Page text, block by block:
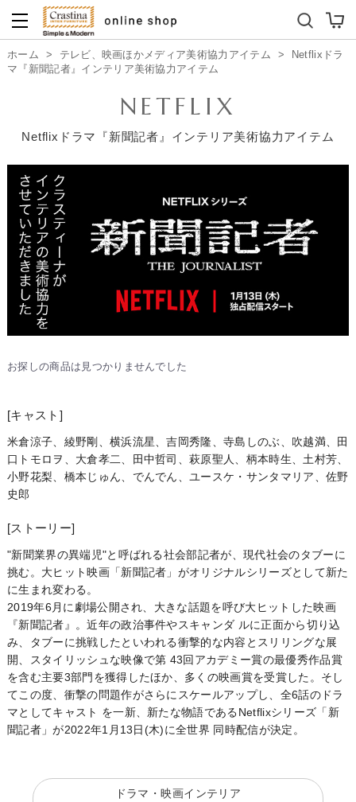
ダイニングテーブルセット
ホーム > テレビ、映画ほかメディア美術協力アイテム >
Netflixドラ
マ『新聞記者』インテリア美術協力アイテム
NETFLIX
Netflixドラマ『新聞記者』インテリア美術協力アイテム
お探しの商品は見つかりませんでした
[キャスト]
米倉涼子、綾野剛、横浜流星、吉岡秀隆、寺島しのぶ、吹越満、田
口トモロヲ、大倉孝二、田中哲司、萩原聖人、柄本時生、土村芳、
小野花梨、橋本じゅん、でんでん、ユースケ・サンタマリア、佐野
史郎
[ストーリー]
"新聞業界の異端児"と呼ばれる社会部記者が、現代社会のタブーに
挑む。大ヒット映画「新聞記者」がオリジナルシリーズとして新た
に生まれ変わる。
2019年6月に劇場公開され、大きな話題を呼び大ヒットした映画
『新聞記者』。近年の政治事件やスキャンダ ルに正面から切り込
み、タブーに挑戦したといわれる衝撃的な内容とスリリングな展
開、スタイリッシュな映像で第 43回アカデミー賞の最優秀作品賞
を含む主要3部門を獲得したほか、多くの映画賞を受賞した。そし
てこの度、衝撃の問題作がさらにスケールアップし、全6話のドラ
マとしてキャスト を一新、新たな物語であるNetflixシリーズ「新
聞記者」が2022年1月13日(木)に全世界 同時配信が決定。
ドラマ・映画インテリア